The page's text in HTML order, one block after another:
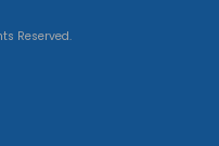
Reserved.